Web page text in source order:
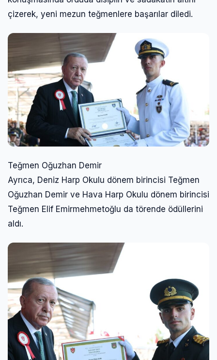
çizerek, yeni mezun teğmenlere başarılar diledi.
Teğmen Oğuzhan Demir
Ayrıca, Deniz Harp Okulu dönem birincisi Teğmen
Oğuzhan Demir ve Hava Harp Okulu dönem birincisi
Teğmen Elif Emirmehmetoğlu da törende ödüllerini
aldı.